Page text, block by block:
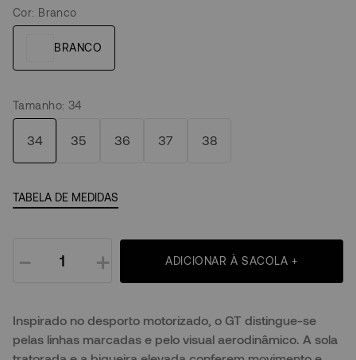
Cor: Branco
Tamanho: 34
34 35 36 37 38
TABELA DE MEDIDAS
＋
－ ADICIONAR À SACOLA +
Inspirado no desporto motorizado, o GT distingue-se
pelas linhas marcadas e pelo visual aerodinâmico. A sola